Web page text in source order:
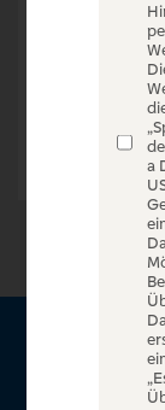
Zur
Über VR
a